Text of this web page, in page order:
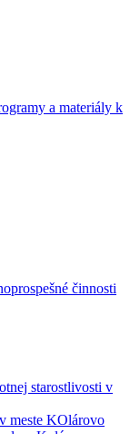
a materiály k
činnosti
starostlivosti v
meste KOlárovo